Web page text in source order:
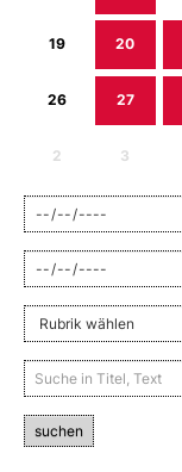
19 20
26 27
2 3
suchen